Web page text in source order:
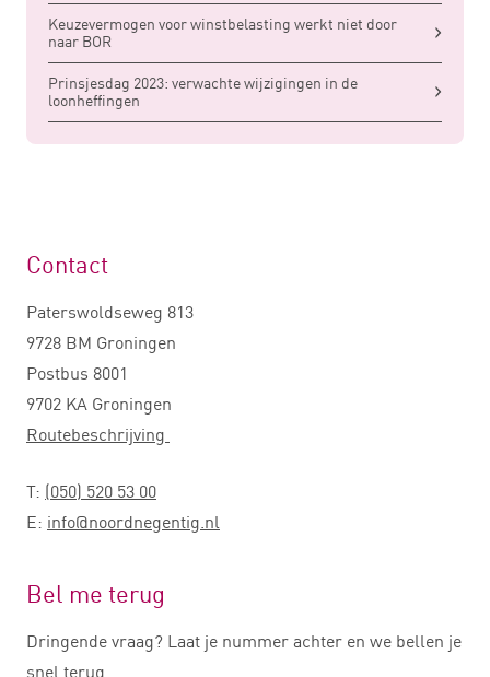
Keuzevermogen voor winstbelasting werkt niet door
naar BOR
Prinsjesdag 2023: verwachte wijzigingen in de
loonheffingen
Contact
Paterswoldseweg 813
9728 BM Groningen
Postbus 8001
9702 KA Groningen
Routebeschrijving
T: (050) 520 53 00
E: info@noordnegentig.nl
Bel me terug
Dringende vraag? Laat je nummer achter en we bellen je
snel terug.